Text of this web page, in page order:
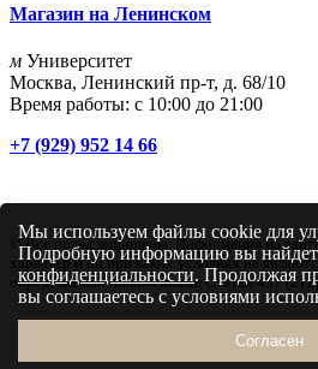
Магазин на Ленинском
м Университет
Москва, Ленинский пр-т, д. 68/10
Время работы: с 10:00 до 21:00
+7 (929) 952 14 66
© Все права защищены. Информация на
характер и ни при каких условиях не
определяемой положениями Статьи 437 (2)
Мы используем файлы cookie для
Подробную информацию вы
конфиденциальности. Продолжая
вы соглашаетесь с условиями
Согласен